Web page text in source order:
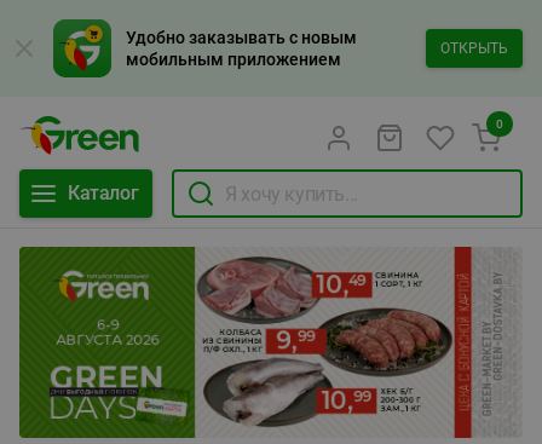
Удобно заказывать с новым
мобильным приложением
ОТКРЫТЬ
Каталог
0